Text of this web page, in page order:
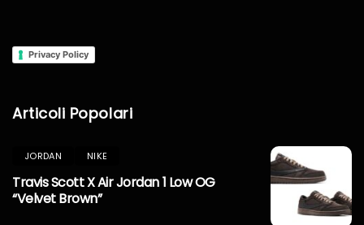
Privacy Policy
Articoli Popolari
JORDAN NIKE
Travis Scott X Air Jordan 1 Low OG
“Velvet Brown”